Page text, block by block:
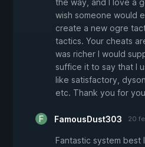
wish someone would
create a new ogre
tactics. Your cheats
was richer I would
suffice it to say that I
like satisfactory,
etc. Thank you for
FamousDust303 20
Fantastic system best